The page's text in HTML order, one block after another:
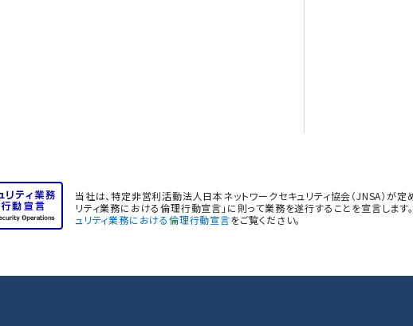
当社は、特定非営利活動法人日本ネットワークセキュリティ協会（JNSA）が定
リティ業務における倫理行動宣言」に則って業務を遂行することを宣言します。
ュリティ業務における倫理行動宣言をご覧ください。